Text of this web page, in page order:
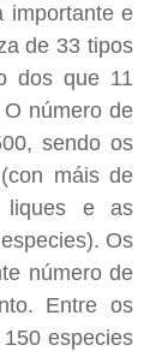
importante e
de 33 tipos
dos que 11
número de
sendo os
máis de
liques e as
Os
número de
Entre os
especies